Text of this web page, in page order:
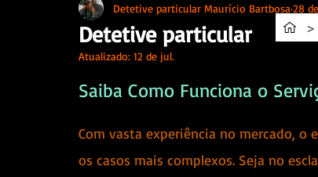
Detetive particular
Detetive particular Maurício Bartbosa 28
Atualizado: 12 de jul.
Saiba Como Funciona o
Com vasta experiência no mercado, o
os casos mais complexos. Seja no
>